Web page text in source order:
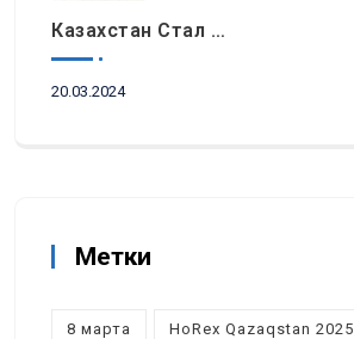
Казахстан Стал Топовым Направлением Для Туристов Из ОАЭ Во Время Ораза-Айта
20.03.2024
Метки
8 марта HoRex Qazaqstan 2025